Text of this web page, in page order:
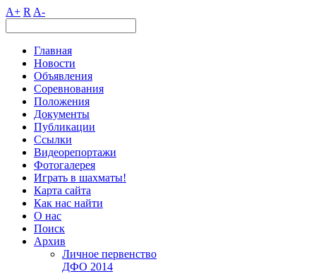
A+ R A-
Главная
Новости
Объявления
Соревнования
Положения
Документы
Публикации
Ссылки
Видеорепортажи
Фотогалерея
Играть в шахматы!
Карта сайта
Как нас найти
О нас
Поиск
Архив
Личное первенство
ДФО 2014